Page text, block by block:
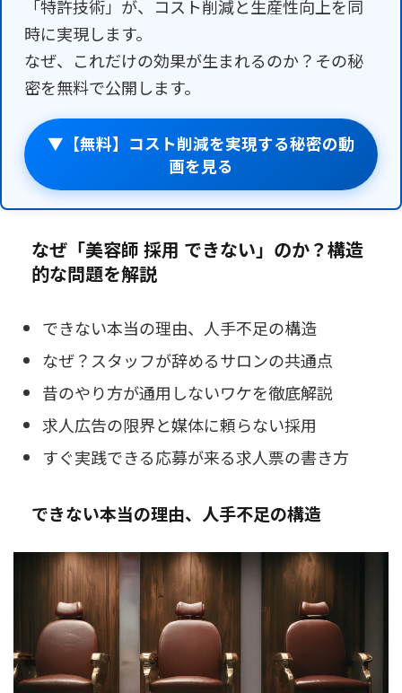
「特許技術」が、コスト削減と生産性向上を同
時に実現します。
なぜ、これだけの効果が生まれるのか？その秘
密を無料で公開します。
▼【無料】コスト削減を実現する秘密の動
画を見る
なぜ「美容師 採用 できない」のか？構造
的な問題を解説
できない本当の理由、人手不足の構造
なぜ？スタッフが辞めるサロンの共通点
昔のやり方が通用しないワケを徹底解説
求人広告の限界と媒体に頼らない採用
すぐ実践できる応募が来る求人票の書き方
できない本当の理由、人手不足の構造